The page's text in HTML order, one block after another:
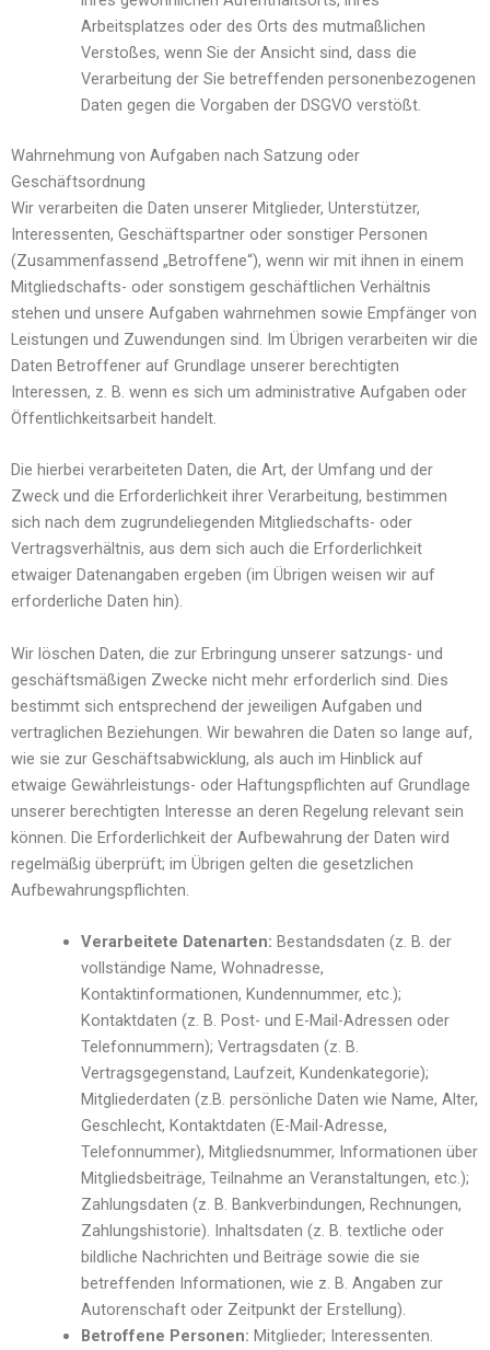
Arbeitsplatzes oder des Orts des mutmaßlichen
Verstoßes, wenn Sie der Ansicht sind, dass die
Verarbeitung der Sie betreffenden personenbezogenen
Daten gegen die Vorgaben der DSGVO verstößt.
Wahrnehmung von Aufgaben nach Satzung oder
Geschäftsordnung
Wir verarbeiten die Daten unserer Mitglieder, Unterstützer,
Interessenten, Geschäftspartner oder sonstiger Personen
(Zusammenfassend „Betroffene“), wenn wir mit ihnen in einem
Mitgliedschafts- oder sonstigem geschäftlichen Verhältnis
stehen und unsere Aufgaben wahrnehmen sowie Empfänger von
Leistungen und Zuwendungen sind. Im Übrigen verarbeiten wir die
Daten Betroffener auf Grundlage unserer berechtigten
Interessen, z. B. wenn es sich um administrative Aufgaben oder
Öffentlichkeitsarbeit handelt.
Die hierbei verarbeiteten Daten, die Art, der Umfang und der
Zweck und die Erforderlichkeit ihrer Verarbeitung, bestimmen
sich nach dem zugrundeliegenden Mitgliedschafts- oder
Vertragsverhältnis, aus dem sich auch die Erforderlichkeit
etwaiger Datenangaben ergeben (im Übrigen weisen wir auf
erforderliche Daten hin).
Wir löschen Daten, die zur Erbringung unserer satzungs- und
geschäftsmäßigen Zwecke nicht mehr erforderlich sind. Dies
bestimmt sich entsprechend der jeweiligen Aufgaben und
vertraglichen Beziehungen. Wir bewahren die Daten so lange auf,
wie sie zur Geschäftsabwicklung, als auch im Hinblick auf
etwaige Gewährleistungs- oder Haftungspflichten auf Grundlage
unserer berechtigten Interesse an deren Regelung relevant sein
können. Die Erforderlichkeit der Aufbewahrung der Daten wird
regelmäßig überprüft; im Übrigen gelten die gesetzlichen
Aufbewahrungspflichten.
Verarbeitete Datenarten: Bestandsdaten (z. B. der
vollständige Name, Wohnadresse,
Kontaktinformationen, Kundennummer, etc.);
Kontaktdaten (z. B. Post- und E-Mail-Adressen oder
Telefonnummern); Vertragsdaten (z. B.
Vertragsgegenstand, Laufzeit, Kundenkategorie);
Mitgliederdaten (z.B. persönliche Daten wie Name, Alter,
Geschlecht, Kontaktdaten (E-Mail-Adresse,
Telefonnummer), Mitgliedsnummer, Informationen über
Mitgliedsbeiträge, Teilnahme an Veranstaltungen, etc.);
Zahlungsdaten (z. B. Bankverbindungen, Rechnungen,
Zahlungshistorie). Inhaltsdaten (z. B. textliche oder
bildliche Nachrichten und Beiträge sowie die sie
betreffenden Informationen, wie z. B. Angaben zur
Autorenschaft oder Zeitpunkt der Erstellung).
Betroffene Personen: Mitglieder; Interessenten.